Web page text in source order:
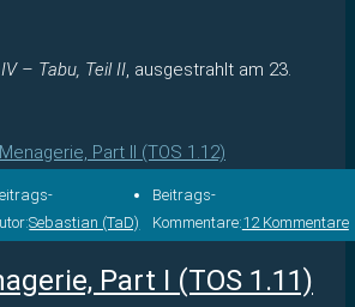
– Tabu, Teil II, ausgestrahlt am 23.
Part II (TOS 1.12)
Sebastian (TaD)
Beitrags-
Kommentare:12 Kommentare
Part I (TOS 1.11)